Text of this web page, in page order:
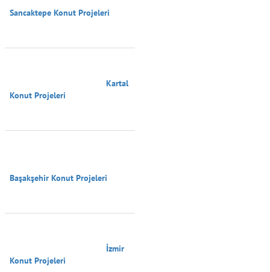
Sancaktepe Konut Projeleri
Konut Projeleri
Başakşehir Konut Projeleri
Konut Projeleri